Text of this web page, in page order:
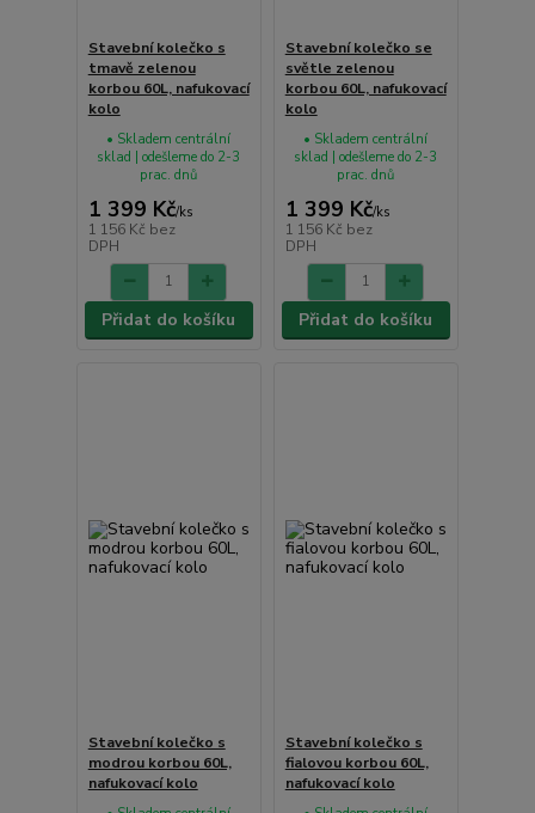
Stavební kolečko s
tmavě zelenou
korbou 60L, nafukovací
kolo
1 399 Kč/ks
1 156 Kč bez
DPH
• Skladem centrální
sklad | odešleme do 2-3
prac. dnů
Přidat do košíku
Stavební kolečko se
světle zelenou
korbou 60L, nafukovací
kolo
1 399 Kč/ks
1 156 Kč bez
DPH
• Skladem centrální
sklad | odešleme do 2-3
prac. dnů
Přidat do košíku
Stavební kolečko s
modrou korbou 60L,
nafukovací kolo
Stavební kolečko s
fialovou korbou 60L,
nafukovací kolo